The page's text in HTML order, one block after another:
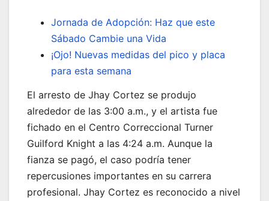
Jornada de Adopción: Haz que este
Sábado Cambie una Vida
¡Ojo! Nuevas medidas del pico y placa
para esta semana
El arresto de Jhay Cortez se produjo
alrededor de las 3:00 a.m., y el artista fue
fichado en el Centro Correccional Turner
Guilford Knight a las 4:24 a.m. Aunque la
fianza se pagó, el caso podría tener
repercusiones importantes en su carrera
profesional. Jhay Cortez es reconocido a nivel